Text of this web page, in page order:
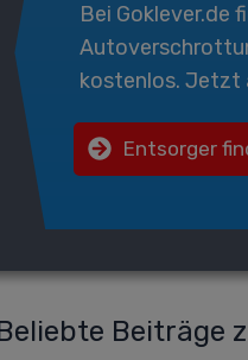
Bei Goklever.de
kostenlos. Jetzt
Entsorger
Beiträge